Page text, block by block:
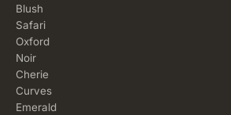
Blush
Safari
Oxford
Noir
Cherie
Curves
Emerald